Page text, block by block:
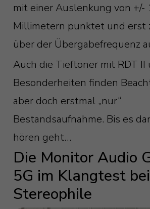
mit einer Auslenkung von +/-
Millimetern punktet und erst
über der Übergabefrequenz
Auch die Tieftöner mit RDT II
Besonderheiten finden
aber doch erstmal „nur“
Bestandsaufnahme. Bis es
hören geht…
Die Monitor Audio
5G im Klangtest bei
Stereophile